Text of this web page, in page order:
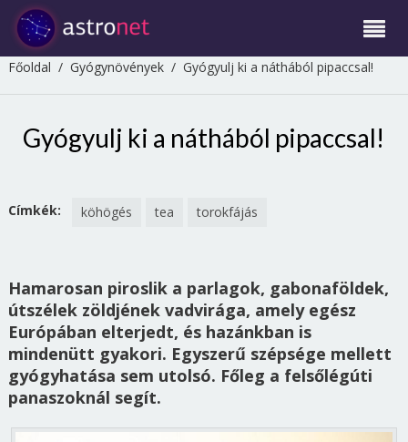
Főoldal / Gyógynövények/ Gyógyulj ki a náthából pipaccsal!
Gyógyulj ki a náthából pipaccsal!
Címkék: köhögés tea torokfájás
Hamarosan piroslik a parlagok, gabonaföldek,
útszélek zöldjének vadvirága, amely egész
Európában elterjedt, és hazánkban is
mindenütt gyakori. Egyszerű szépsége mellett
gyógyhatása sem utolsó. Főleg a felsőlégúti
panaszoknál segít.